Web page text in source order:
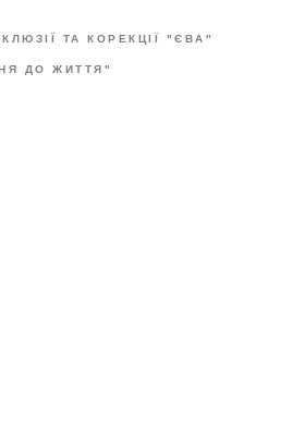
ТА КОРЕКЦІЇ "ЄВА"
ДО ЖИТТЯ"